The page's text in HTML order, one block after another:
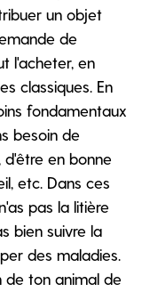
un objet
de
l'acheter, en
classiques. En
fondamentaux
besoin de
d'être en bonne
etc. Dans ces
pas la litière
bien suivre la
des maladies.
de ton animal de